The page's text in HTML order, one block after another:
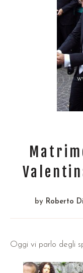
by Roberto
Oggi vi parlo degli